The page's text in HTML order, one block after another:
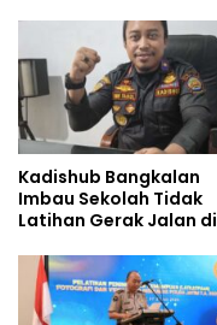
Pengelolaan Limbah
Berjalan Optimal
Kadishub Bangkalan
Imbau Sekolah Tidak
Latihan Gerak Jalan di